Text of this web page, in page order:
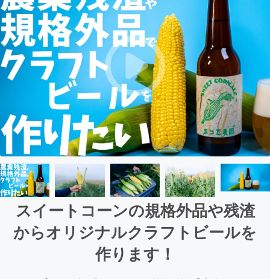
スイートコーンの規格外品や残渣
からオリジナルクラフトビールを
作ります！